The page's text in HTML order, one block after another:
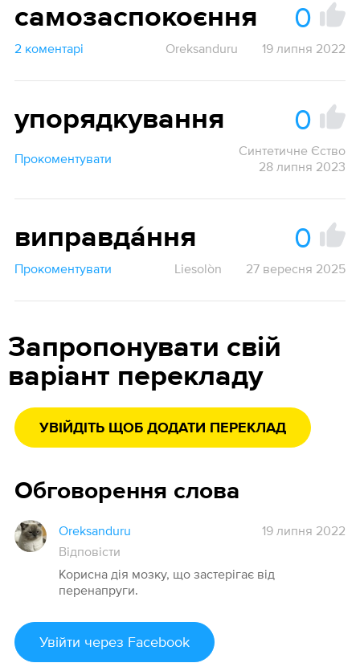
самозаспокоєння 0
2 коментарі Oreksanduru 19 липня 2022
упорядкування 0
Прокоментувати
Синтетичне Єство
28 липня 2023
виправда́ння 0
Прокоментувати Liesolòn 27 вересня 2025
Запропонувати свій
варіант перекладу
УВІЙДІТЬ ЩОБ ДОДАТИ ПЕРЕКЛАД
Обговорення слова
Oreksanduru
19 липня 2022
Відповісти
Корисна дія мозку, що застерігає від
перенапруги.
Увійти через Facebook